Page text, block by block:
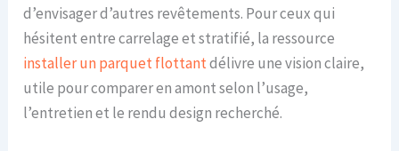
d’envisager d’autres revêtements. Pour ceux qui
hésitent entre carrelage et stratifié, la ressource
installer un parquet flottantdélivre une vision claire,
utile pour comparer en amont selon l’usage,
l’entretien et le rendu design recherché.